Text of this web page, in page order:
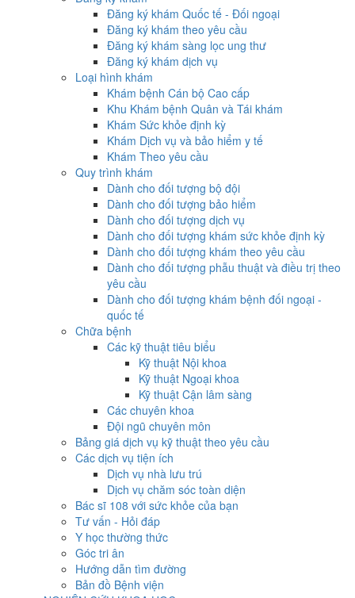
Đăng ký khám Quốc tế - Đối ngoại
Đăng ký khám theo yêu cầu
Đăng ký khám sàng lọc ung thư
Đăng ký khám dịch vụ
Loại hình khám
Khám bệnh Cán bộ Cao cấp
Khu Khám bệnh Quân và Tái khám
Khám Sức khỏe định kỳ
Khám Dịch vụ và bảo hiểm y tế
Khám Theo yêu cầu
Quy trình khám
Dành cho đối tượng bộ đội
Dành cho đối tượng bảo hiểm
Dành cho đối tượng dịch vụ
Dành cho đối tượng khám sức khỏe định kỳ
Dành cho đối tượng khám theo yêu cầu
Dành cho đối tượng phẫu thuật và điều trị theo
yêu cầu
Dành cho đối tượng khám bệnh đối ngoại -
quốc tế
Chữa bệnh
Các kỹ thuật tiêu biểu
Kỹ thuật Nội khoa
Kỹ thuật Ngoại khoa
Kỹ thuật Cận lâm sàng
Các chuyên khoa
Đội ngũ chuyên môn
Bảng giá dịch vụ kỹ thuật theo yêu cầu
Các dịch vụ tiện ích
Dịch vụ nhà lưu trú
Dịch vụ chăm sóc toàn diện
Bác sĩ 108 với sức khỏe của bạn
Tư vấn - Hỏi đáp
Y học thường thức
Góc tri ân
Hướng dẫn tìm đường
Bản đồ Bệnh viện